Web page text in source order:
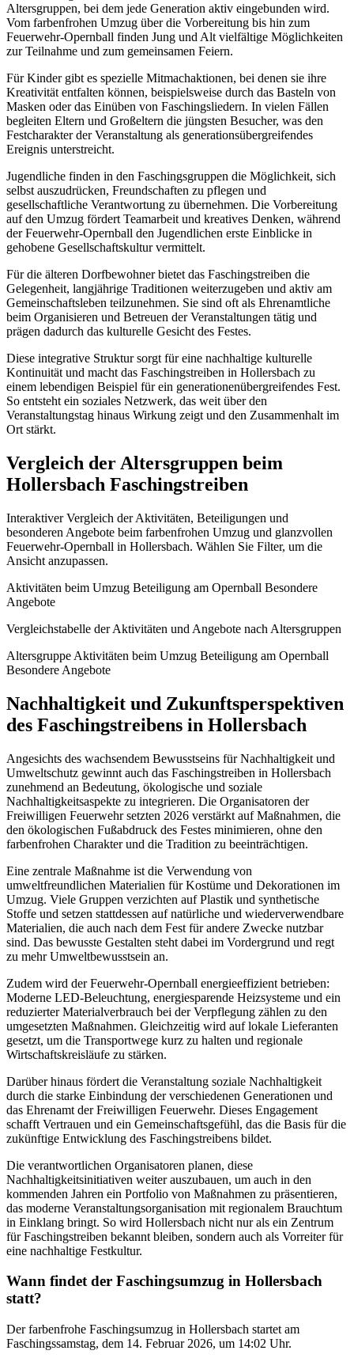
Altersgruppen, bei dem jede Generation aktiv eingebunden wird.
Vom farbenfrohen Umzug über die Vorbereitung bis hin zum
Feuerwehr-Opernball finden Jung und Alt vielfältige Möglichkeiten
zur Teilnahme und zum gemeinsamen Feiern.
Für Kinder gibt es spezielle Mitmachaktionen, bei denen sie ihre
Kreativität entfalten können, beispielsweise durch das Basteln von
Masken oder das Einüben von Faschingsliedern. In vielen Fällen
begleiten Eltern und Großeltern die jüngsten Besucher, was den
Festcharakter der Veranstaltung als generationsübergreifendes
Ereignis unterstreicht.
Jugendliche finden in den Faschingsgruppen die Möglichkeit, sich
selbst auszudrücken, Freundschaften zu pflegen und
gesellschaftliche Verantwortung zu übernehmen. Die Vorbereitung
auf den Umzug fördert Teamarbeit und kreatives Denken, während
der Feuerwehr-Opernball den Jugendlichen erste Einblicke in
gehobene Gesellschaftskultur vermittelt.
Für die älteren Dorfbewohner bietet das Faschingstreiben die
Gelegenheit, langjährige Traditionen weiterzugeben und aktiv am
Gemeinschaftsleben teilzunehmen. Sie sind oft als Ehrenamtliche
beim Organisieren und Betreuen der Veranstaltungen tätig und
prägen dadurch das kulturelle Gesicht des Festes.
Diese integrative Struktur sorgt für eine nachhaltige kulturelle
Kontinuität und macht das Faschingstreiben in Hollersbach zu
einem lebendigen Beispiel für ein generationenübergreifendes Fest.
So entsteht ein soziales Netzwerk, das weit über den
Veranstaltungstag hinaus Wirkung zeigt und den Zusammenhalt im
Ort stärkt.
Vergleich der Altersgruppen beim
Hollersbach Faschingstreiben
Interaktiver Vergleich der Aktivitäten, Beteiligungen und
besonderen Angebote beim farbenfrohen Umzug und glanzvollen
Feuerwehr-Opernball in Hollersbach. Wählen Sie Filter, um die
Ansicht anzupassen.
Aktivitäten beim Umzug Beteiligung am Opernball Besondere
Angebote
Vergleichstabelle der Aktivitäten und Angebote nach Altersgruppen
Altersgruppe Aktivitäten beim Umzug Beteiligung am Opernball
Besondere Angebote
Nachhaltigkeit und Zukunftsperspektiven
des Faschingstreibens in Hollersbach
Angesichts des wachsendem Bewusstseins für Nachhaltigkeit und
Umweltschutz gewinnt auch das Faschingstreiben in Hollersbach
zunehmend an Bedeutung, ökologische und soziale
Nachhaltigkeitsaspekte zu integrieren. Die Organisatoren der
Freiwilligen Feuerwehr setzten 2026 verstärkt auf Maßnahmen, die
den ökologischen Fußabdruck des Festes minimieren, ohne den
farbenfrohen Charakter und die Tradition zu beeinträchtigen.
Eine zentrale Maßnahme ist die Verwendung von
umweltfreundlichen Materialien für Kostüme und Dekorationen im
Umzug. Viele Gruppen verzichten auf Plastik und synthetische
Stoffe und setzen stattdessen auf natürliche und wiederverwendbare
Materialien, die auch nach dem Fest für andere Zwecke nutzbar
sind. Das bewusste Gestalten steht dabei im Vordergrund und regt
zu mehr Umweltbewusstsein an.
Zudem wird der Feuerwehr-Opernball energieeffizient betrieben:
Moderne LED-Beleuchtung, energiesparende Heizsysteme und ein
reduzierter Materialverbrauch bei der Verpflegung zählen zu den
umgesetzten Maßnahmen. Gleichzeitig wird auf lokale Lieferanten
gesetzt, um die Transportwege kurz zu halten und regionale
Wirtschaftskreisläufe zu stärken.
Darüber hinaus fördert die Veranstaltung soziale Nachhaltigkeit
durch die starke Einbindung der verschiedenen Generationen und
das Ehrenamt der Freiwilligen Feuerwehr. Dieses Engagement
schafft Vertrauen und ein Gemeinschaftsgefühl, das die Basis für die
zukünftige Entwicklung des Faschingstreibens bildet.
Die verantwortlichen Organisatoren planen, diese
Nachhaltigkeitsinitiativen weiter auszubauen, um auch in den
kommenden Jahren ein Portfolio von Maßnahmen zu präsentieren,
das moderne Veranstaltungsorganisation mit regionalem Brauchtum
in Einklang bringt. So wird Hollersbach nicht nur als ein Zentrum
für Faschingstreiben bekannt bleiben, sondern auch als Vorreiter für
eine nachhaltige Festkultur.
Wann findet der Faschingsumzug in Hollersbach
statt?
Der farbenfrohe Faschingsumzug in Hollersbach startet am
Faschingssamstag, dem 14. Februar 2026, um 14:02 Uhr.